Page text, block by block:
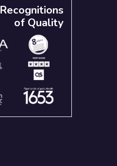
Recognitions
of Quality